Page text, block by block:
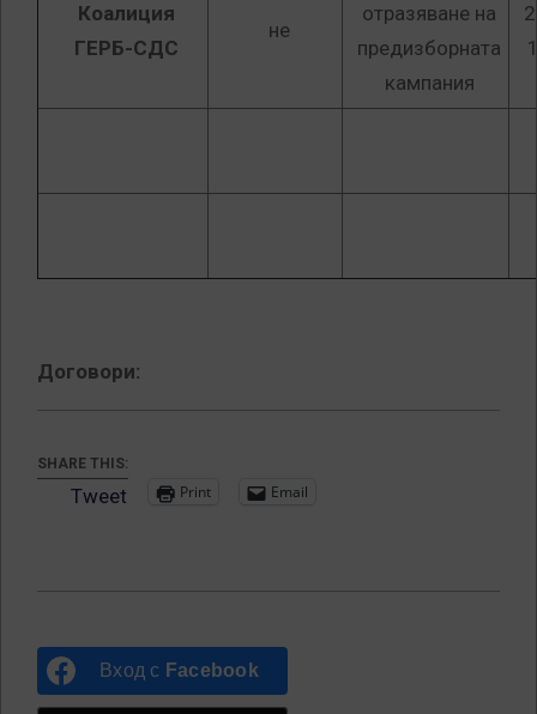
Коалиция
ГЕРБ-СДС
не
отразяване на
предизборната
кампания
Договори:
SHARE THIS:
Tweet Print Email
17
Вход с Facebook